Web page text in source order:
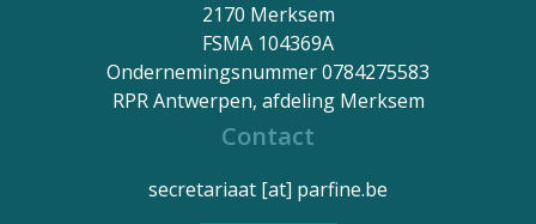
2170 Merksem
FSMA 104369A
Ondernemingsnummer 0784275583
RPR Antwerpen, afdeling Merksem
Contact
secretariaat [at] parfine.be